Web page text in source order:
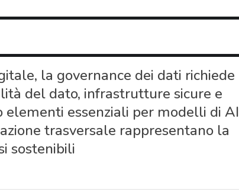
la governance dei dati richiede
del dato, infrastrutture sicure e
essenziali per modelli di AI
trasversale rappresentano la
sostenibili